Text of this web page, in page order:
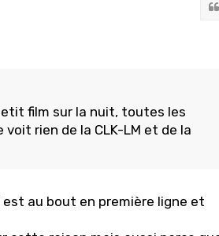
film sur la nuit, toutes les
rien de la CLK-LM et de la
est au bout en première ligne et